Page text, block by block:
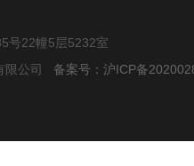
号22幢5层5232室
限公司 备案号：沪ICP备